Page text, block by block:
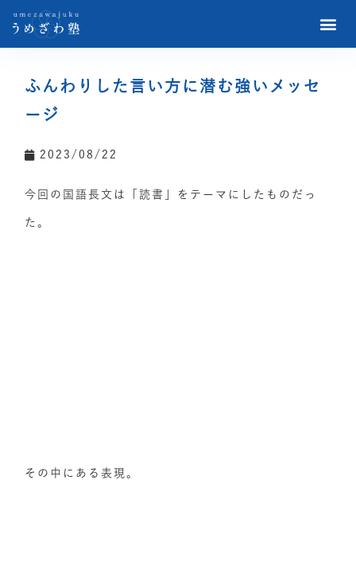
ふんわりした言い方に潜む強いメッセ
ージ
2023/08/22
今回の国語長文は「読書」をテーマにしたものだっ
た。
その中にある表現。